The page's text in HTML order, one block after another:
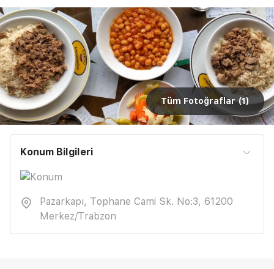
Tüm Fotoğraflar (1)
Konum Bilgileri
Pazarkapı, Tophane Cami Sk. No:3, 61200
Merkez/Trabzon